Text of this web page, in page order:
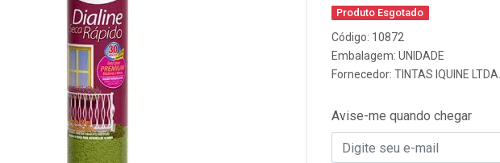
Produto Esgotado
Código: 10872
Embalagem: UNIDADE
Fornecedor: TINTAS IQUINE LTDA.
Avise-me quando chegar